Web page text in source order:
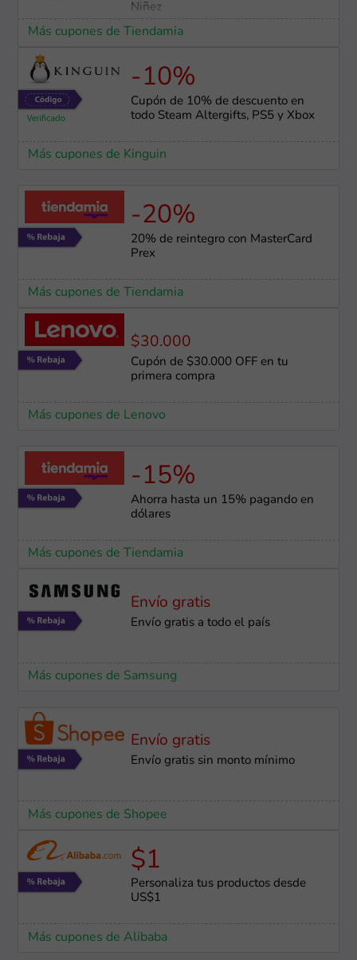
Niñez
Más cupones de Tiendamia
-10%
Cupón de 10% de descuento en
todo Steam Altergifts, PS5 y Xbox
Más cupones de Kinguin
-20%
20% de reintegro con MasterCard
Prex
Más cupones de Tiendamia
$30.000
Cupón de $30.000 OFF en tu
primera compra
Más cupones de Lenovo
-15%
Ahorra hasta un 15% pagando en
dólares
Más cupones de Tiendamia
Envío gratis
Envío gratis a todo el país
Más cupones de Samsung
Envío gratis
Envío gratis sin monto mínimo
Más cupones de Shopee
$1
Personaliza tus productos desde
US$1
Más cupones de Alibaba